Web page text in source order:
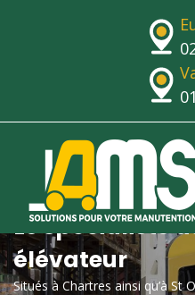
Le spécialiste
élévateur
Situés à Chartres ainsi qu’à St